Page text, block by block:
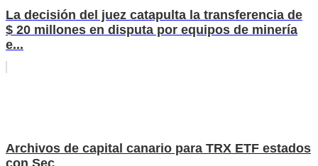
La decisión del juez catapulta la transferencia de
$ 20 millones en disputa por equipos de minería
e...
Archivos de capital canario para TRX ETF estados
con Sec